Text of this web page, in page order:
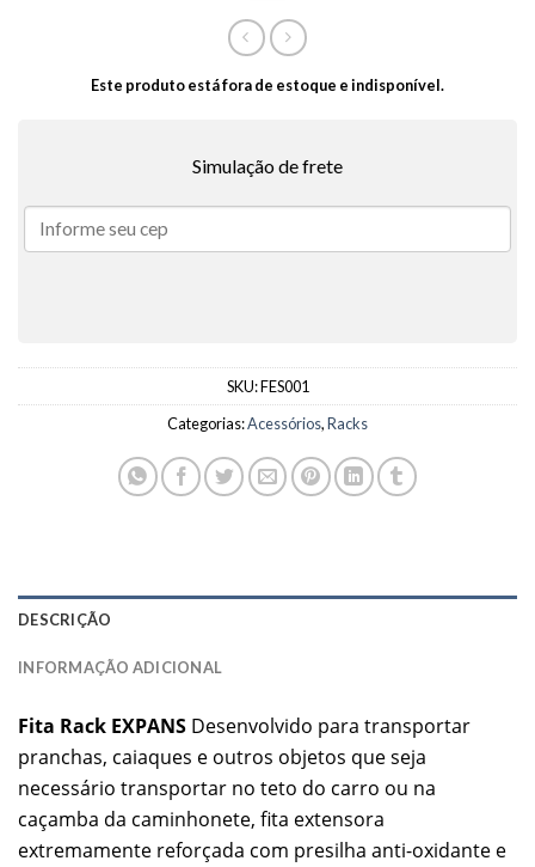
Este produto está fora de estoque e indisponível.
Simulação de frete
SKU:FES001
Categorias:Acessórios,Racks
DESCRIÇÃO
INFORMAÇÃO ADICIONAL
Fita Rack EXPANS Desenvolvido para transportar
pranchas, caiaques e outros objetos que seja
necessário transportar no teto do carro ou na
caçamba da caminhonete, fita extensora
extremamente reforçada com presilha anti-oxidante e